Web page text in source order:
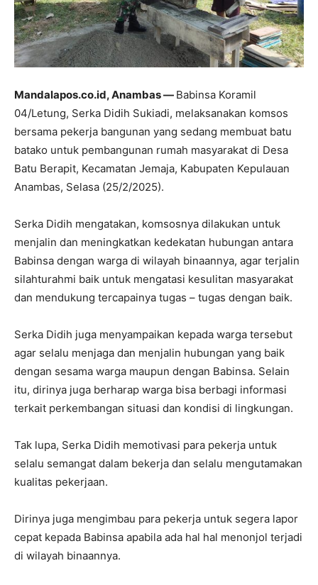
Mandalapos.co.id, Anambas — Babinsa Koramil
04/Letung, Serka Didih Sukiadi, melaksanakan komsos
bersama pekerja bangunan yang sedang membuat batu
batako untuk pembangunan rumah masyarakat di Desa
Batu Berapit, Kecamatan Jemaja, Kabupaten Kepulauan
Anambas, Selasa (25/2/2025).
Serka Didih mengatakan, komsosnya dilakukan untuk
menjalin dan meningkatkan kedekatan hubungan antara
Babinsa dengan warga di wilayah binaannya, agar terjalin
silahturahmi baik untuk mengatasi kesulitan masyarakat
dan mendukung tercapainya tugas – tugas dengan baik.
Serka Didih juga menyampaikan kepada warga tersebut
agar selalu menjaga dan menjalin hubungan yang baik
dengan sesama warga maupun dengan Babinsa. Selain
itu, dirinya juga berharap warga bisa berbagi informasi
terkait perkembangan situasi dan kondisi di lingkungan.
Tak lupa, Serka Didih memotivasi para pekerja untuk
selalu semangat dalam bekerja dan selalu mengutamakan
kualitas pekerjaan.
Dirinya juga mengimbau para pekerja untuk segera lapor
cepat kepada Babinsa apabila ada hal hal menonjol terjadi
di wilayah binaannya.